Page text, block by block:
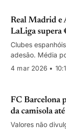
Real Madrid e
LaLiga supera
Clubes
adesão. Média
mas Madrid
4 mar 2026 •
FC Barcelona
da camisola
Valores não